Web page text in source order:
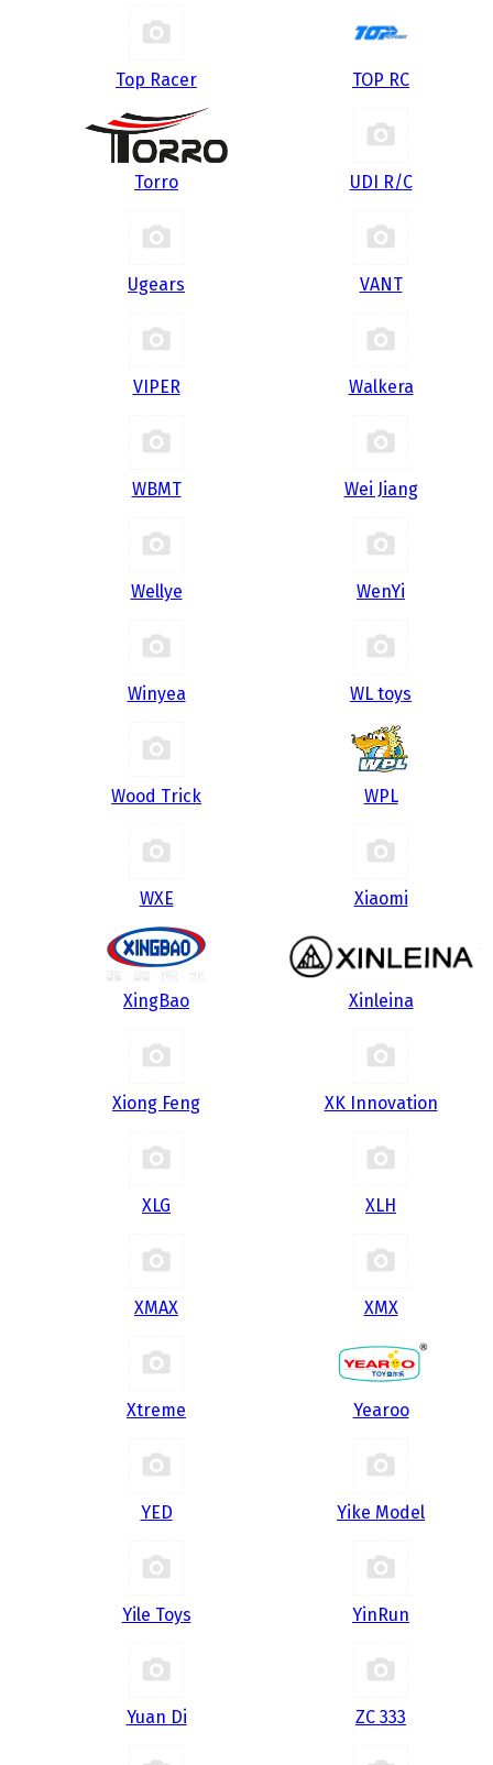
Top Racer TOP RC
Torro UDI R/С
Ugears VANT
VIPER Walkera
WBMT Wei Jiang
Wellye WenYi
Winyea WL toys
Wood Trick WPL
WXE Xiaomi
XingBao Xinleina
Xiong Feng XK Innovation
XLG XLH
XMAX XMX
Xtreme Yearoo
YED Yike Model
Yile Toys YinRun
Yuan Di ZC 333